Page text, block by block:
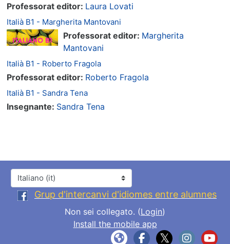
Professorat editor: Laura Lovati
Italià B1 - Margherita Mantovani
Professorat editor: Margherita
Mantovani
Italià B1 - Roberto Fragola
Professorat editor: Roberto Fragola
Italià B1 - Sandra Tena
Insegnante: Sandra Tena
Lingua
Grup d'intercanvi d'idiomes entre alumnes
Non sei collegato. (Login)
Install the mobile app